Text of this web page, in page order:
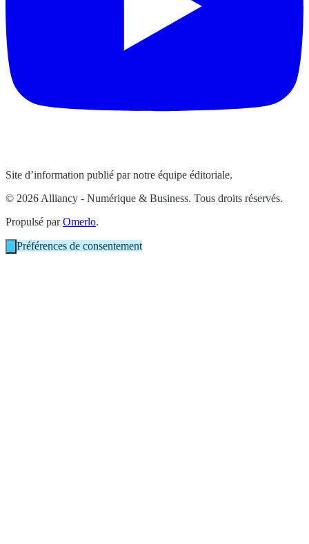
Site d’information publié par notre équipe éditoriale.
© 2026 Alliancy - Numérique & Business. Tous droits réservés.
Propulsé parOmerlo.
Préférences de consentement